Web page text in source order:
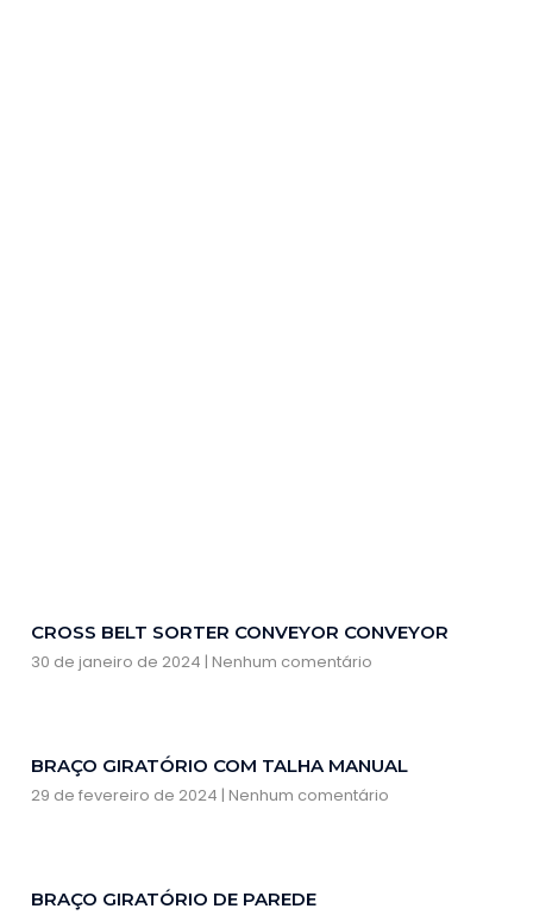
CROSS BELT SORTER CONVEYOR CONVEYOR
30 de janeiro de 2024 Nenhum comentário
BRAÇO GIRATÓRIO COM TALHA MANUAL
29 de fevereiro de 2024 Nenhum comentário
BRAÇO GIRATÓRIO DE PAREDE